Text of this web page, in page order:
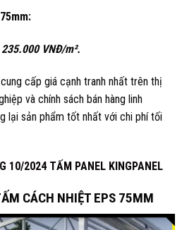
VNĐ/m².
cấp giá cạnh tranh nhất trên thị
và chính sách bán hàng linh
lại sản phẩm tốt nhất với chi phí tối
10/2024 TẤM PANEL KINGPANEL
CÁCH NHIỆT EPS 75MM